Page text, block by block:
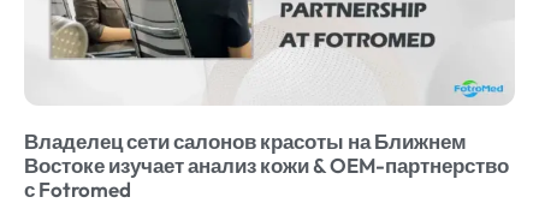
Владелец сети салонов красоты на Ближнем
Востоке изучает анализ кожи & OEM-партнерство
с Fotromed